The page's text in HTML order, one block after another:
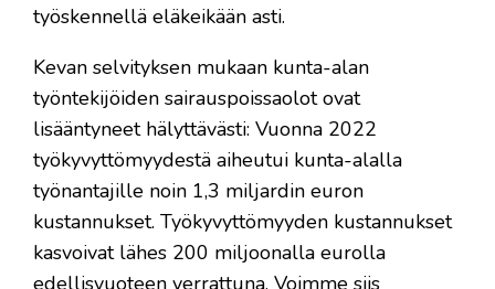
työskennellä eläkeikään asti.
Kevan selvityksen mukaan kunta-alan
työntekijöiden sairauspoissaolot ovat
lisääntyneet hälyttävästi: Vuonna 2022
työkyvyttömyydestä aiheutui kunta-alalla
työnantajille noin 1,3 miljardin euron
kustannukset. Työkyvyttömyyden kustannukset
kasvoivat lähes 200 miljoonalla eurolla
edellisvuoteen verrattuna. Voimme siis